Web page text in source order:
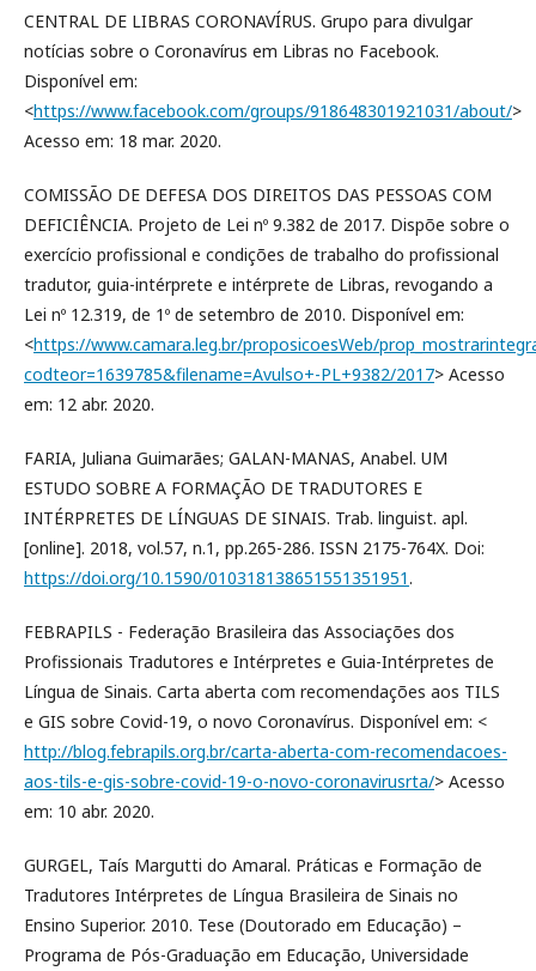
CENTRAL DE LIBRAS CORONAVÍRUS. Grupo para divulgar
notícias sobre o Coronavírus em Libras no Facebook.
Disponível em:
<https://www.facebook.com/groups/918648301921031/about/>
Acesso em: 18 mar. 2020.
COMISSÃO DE DEFESA DOS DIREITOS DAS PESSOAS COM
DEFICIÊNCIA. Projeto de Lei nº 9.382 de 2017. Dispõe sobre o
exercício profissional e condições de trabalho do profissional
tradutor, guia-intérprete e intérprete de Libras, revogando a
Lei nº 12.319, de 1º de setembro de 2010. Disponível em:
<https://www.camara.leg.br/proposicoesWeb/
codteor=1639785&filename=Avulso+-PL+9382/2017> Acesso
em: 12 abr. 2020.
FARIA, Juliana Guimarães; GALAN-MANAS, Anabel. UM
ESTUDO SOBRE A FORMAÇÃO DE TRADUTORES E
INTÉRPRETES DE LÍNGUAS DE SINAIS. Trab. linguist. apl.
[online]. 2018, vol.57, n.1, pp.265-286. ISSN 2175-764X. Doi:
https://doi.org/10.1590/010318138651551351951.
FEBRAPILS - Federação Brasileira das Associações dos
Profissionais Tradutores e Intérpretes e Guia-Intérpretes de
Língua de Sinais. Carta aberta com recomendações aos TILS
e GIS sobre Covid-19, o novo Coronavírus. Disponível em: <
http://blog.febrapils.org.br/carta-aberta-com-recomendacoes-
aos-tils-e-gis-sobre-covid-19-o-novo-coronavirusrta/> Acesso
em: 10 abr. 2020.
GURGEL, Taís Margutti do Amaral. Práticas e Formação de
Tradutores Intérpretes de Língua Brasileira de Sinais no
Ensino Superior. 2010. Tese (Doutorado em Educação) –
Programa de Pós-Graduação em Educação, Universidade